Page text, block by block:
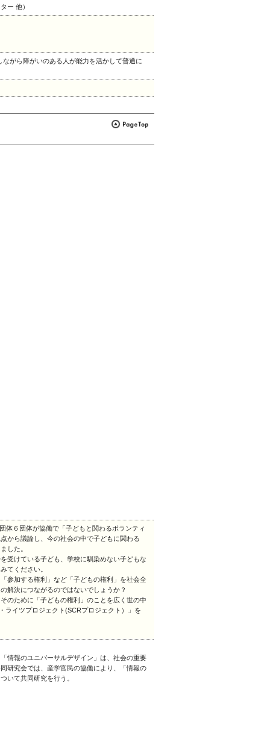
ー 他）
がら障がいのある人が能力を活かして普通に
体６団体が協働で「子どもと関わるボランティ
から議論し、今の社会の中で子どもに関わる
した。
受けている子ども、学校に馴染めない子どもな
てください。
参加する権利」など「子どもの権利」を社会全
解決につながるのではないでしょうか？
のために「子どもの権利」のことを広く世の中
ライツプロジェクト(SCRプロジェクト）」を
情報のユニバーサルデザイン」は、社会の重要
研究会では、産学官民の協働により、「情報の
いて共同研究を行う。